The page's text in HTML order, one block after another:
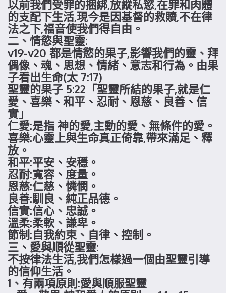
以前我們受罪的捆綁,放縱私慾,在罪和肉體
的支配下生活,現今是因基督的救贖,不在律
法之下,福音使我們得自由。
二、情慾與聖靈:
v19-v20 都是情慾的果子,影響我們的靈、拜
偶像、魂、思想、情緒、意志和行為。由果
子看出生命(太 7:17)
聖靈的果子 5:22「聖靈所結的果子,就是仁
愛、喜樂、和平、忍耐、恩慈、良善、信
實」
仁愛:是指 神的愛,主動的愛、無條件的愛。
喜樂:心靈上與生命真正倚靠,帶來滿足、釋
放。
和平:平安、安穩。
忍耐:寬容、度量。
恩慈:仁慈、憐憫。
良善:馴良、純正品德。
信實:信心、忠誠。
溫柔:柔軟、謙卑。
節制:自我約束、自律、控制。
三、愛與順從聖靈:
不按律法生活,我們怎樣過一個由聖靈引導
的信仰生活。
1、有兩項原則:愛與順服聖靈